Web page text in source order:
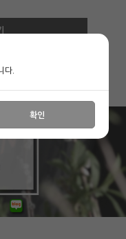
실 수 있습니다.
다.
확인